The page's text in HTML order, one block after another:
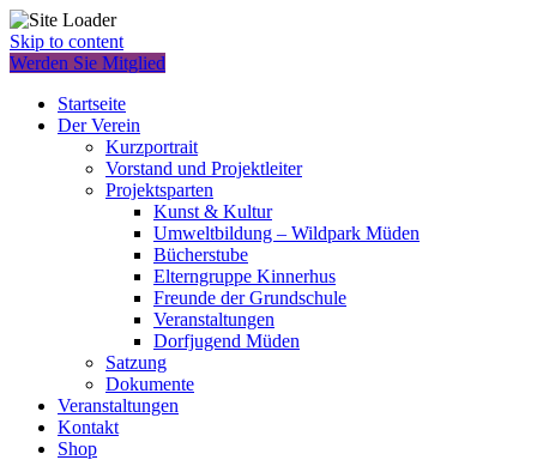
Skip to content
Werden Sie Mitglied
Startseite
Der Verein
Kurzportrait
Vorstand und Projektleiter
Projektsparten
Kunst & Kultur
Umweltbildung – Wildpark Müden
Bücherstube
Elterngruppe Kinnerhus
Freunde der Grundschule
Veranstaltungen
Dorfjugend Müden
Satzung
Dokumente
Veranstaltungen
Kontakt
Shop